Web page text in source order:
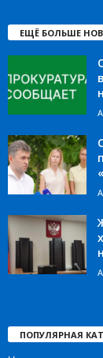
ЕЩЁ БОЛЬШЕ
ПОПУЛЯРНАЯ